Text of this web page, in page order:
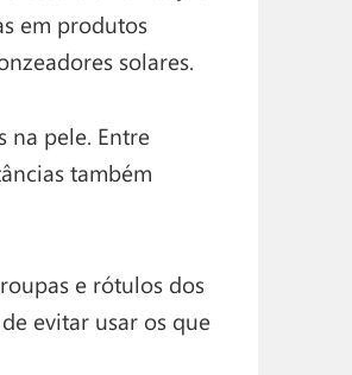
em produtos
solares.
na pele. Entre
também
e rótulos dos
evitar usar os que